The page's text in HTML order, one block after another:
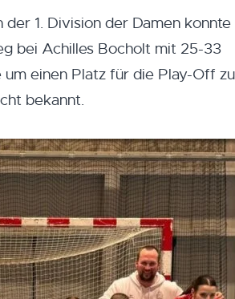
1. Division der Damen
bei Achilles Bocholt mit 25-33
einen Platz für die Play-Off zu
bekannt.